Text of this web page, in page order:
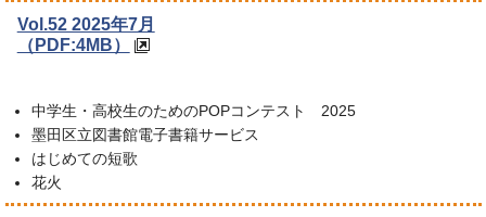
Vol.52 2025年7月
（PDF:4MB）
中学生・高校生のためのPOPコンテスト 2025
墨田区立図書館電子書籍サービス
はじめての短歌
花火